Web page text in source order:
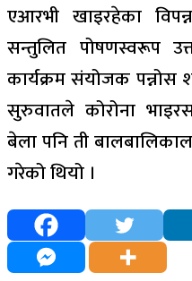
एआरभी खाइरहेका
सन्तुलित पोषणस्वरूप
कार्यक्रम संयोजक पन्नोस
सुरुवातले कोरोना
बेला पनि ती
गरेको थियो ।